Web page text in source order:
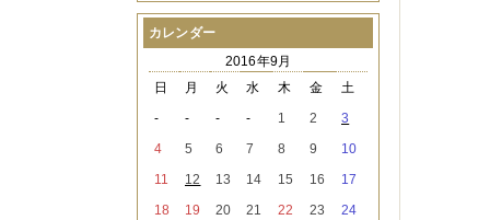
2021年08月
2021年07月（1件）
（3件）
2021年05月（2件）
2021年02月 （1件）
2020年12月（3件）
2020年11月（6件）
カレンダー
2016年9月
日
月 火 水 木 金
土
-
- - - 1 2
3
4
5 6 7 8 9
10
11
12 13 14 15 16
17
18
19 20 21 22 23
24